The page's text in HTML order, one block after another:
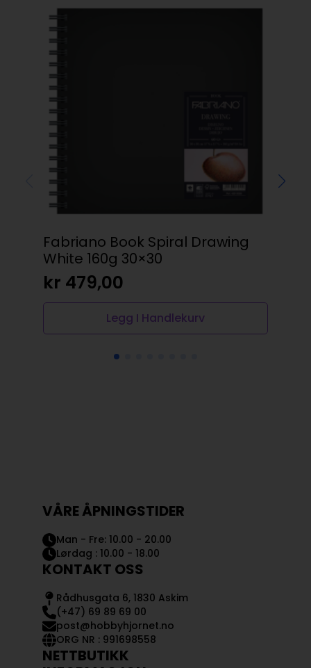
Fabriano Book Spiral Drawing
White 160g 30×30
kr 479,00
Legg I Handlekurv
VÅRE ÅPNINGSTIDER
Man - Fre: 10.00 - 20.00
Lørdag : 10.00 - 18.00
KONTAKT OSS
Rådhusgata 6, 1830 Askim
(+47) 69 89 69 00
post@hobbyhjornet.no
ORG NR : 991698558
NETTBUTIKK